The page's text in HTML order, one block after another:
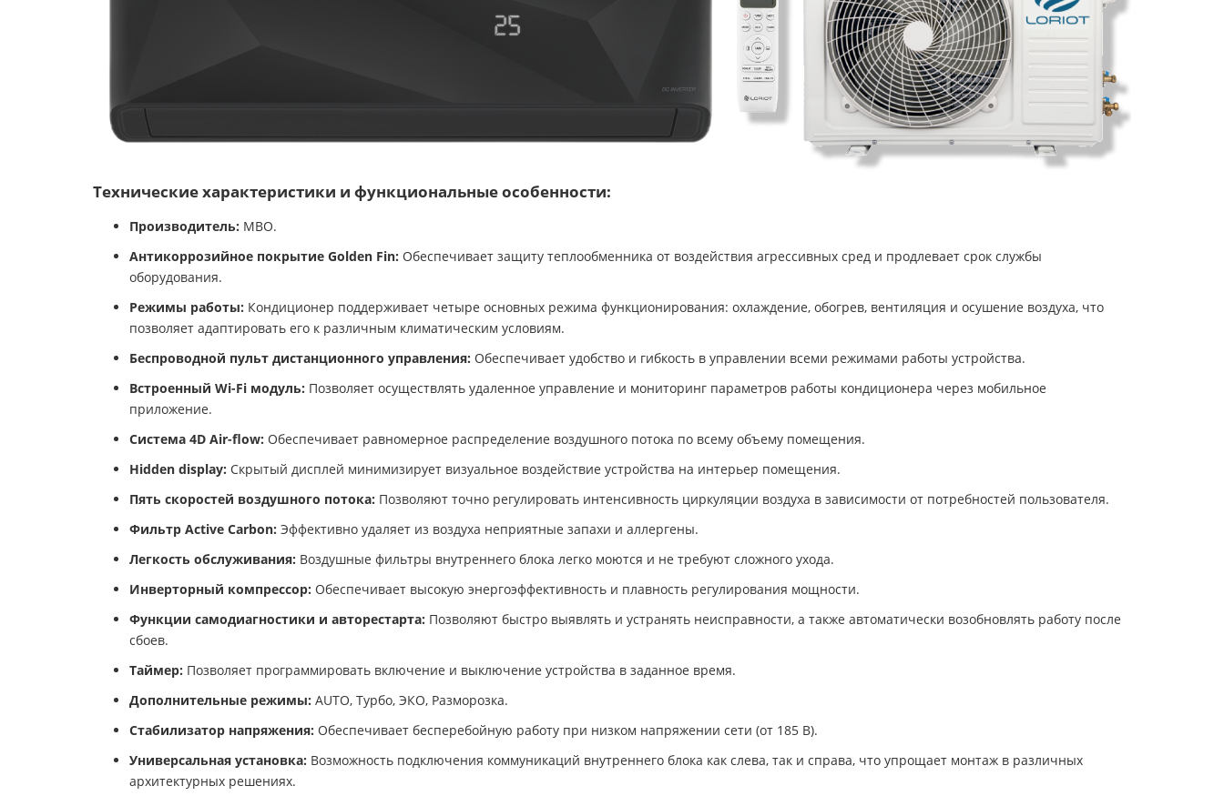
Технические характеристики и функциональные особенности:
Производитель: MBO.
Антикоррозийное покрытие Golden Fin: Обеспечивает защиту теплообменника от воздействия агрессивных сред и продлевает срок службы
оборудования.
Режимы работы: Кондиционер поддерживает четыре основных режима функционирования: охлаждение, обогрев, вентиляция и осушение воздуха, что
позволяет адаптировать его к различным климатическим условиям.
Беспроводной пульт дистанционного управления: Обеспечивает удобство и гибкость в управлении всеми режимами работы устройства.
Встроенный Wi-Fi модуль: Позволяет осуществлять удаленное управление и мониторинг параметров работы кондиционера через мобильное
приложение.
Система 4D Air-flow: Обеспечивает равномерное распределение воздушного потока по всему объему помещения.
Hidden display: Скрытый дисплей минимизирует визуальное воздействие устройства на интерьер помещения.
Пять скоростей воздушного потока: Позволяют точно регулировать интенсивность циркуляции воздуха в зависимости от потребностей пользователя.
Фильтр Active Carbon: Эффективно удаляет из воздуха неприятные запахи и аллергены.
Легкость обслуживания: Воздушные фильтры внутреннего блока легко моются и не требуют сложного ухода.
Инверторный компрессор: Обеспечивает высокую энергоэффективность и плавность регулирования мощности.
Функции самодиагностики и авторестарта: Позволяют быстро выявлять и устранять неисправности, а также автоматически возобновлять работу после
сбоев.
Таймер: Позволяет программировать включение и выключение устройства в заданное время.
Дополнительные режимы: AUTO, Турбо, ЭКО, Разморозка.
Стабилизатор напряжения: Обеспечивает бесперебойную работу при низком напряжении сети (от 185 В).
Универсальная установка: Возможность подключения коммуникаций внутреннего блока как слева, так и справа, что упрощает монтаж в различных
архитектурных решениях.